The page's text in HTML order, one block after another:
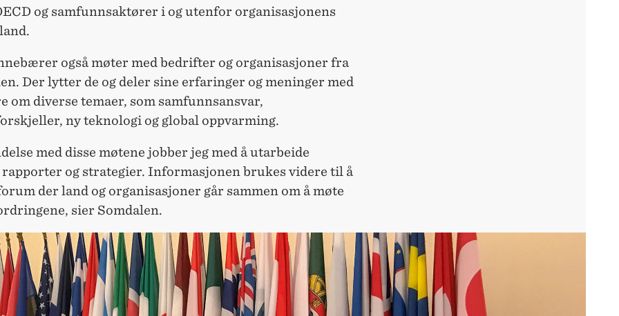
og samfunnsaktører i og utenfor organisasjonens
også møter med bedrifter og organisasjoner fra
Der lytter de og deler sine erfaringer og meninger med
om diverse temaer, som samfunnsansvar,
ny teknologi og global oppvarming.
med disse møtene jobber jeg med å utarbeide
rapporter og strategier. Informasjonen brukes videre til å
der land og organisasjoner går sammen om å møte
sier Somdalen.